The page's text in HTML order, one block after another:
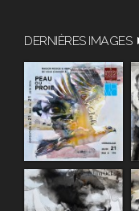
DERNIÈRES IMAGES